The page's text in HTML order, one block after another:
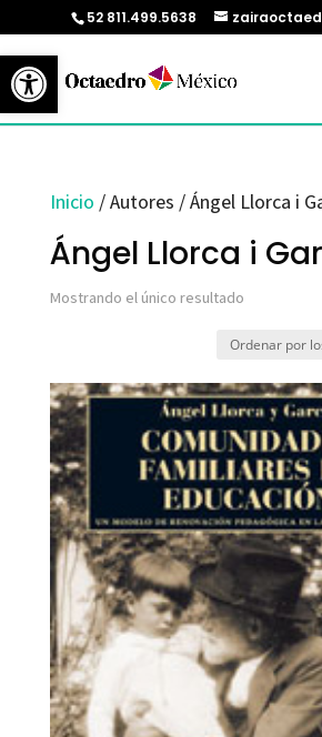
Abrir barra de herramientas
52 811.499.5638
Inicio / Autores / Ángel Llorca i
Ángel Llorca i
Mostrando el único resultado